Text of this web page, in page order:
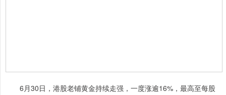
6月30日，港股老铺黄金持续走强，一度涨逾16%，最高至每股